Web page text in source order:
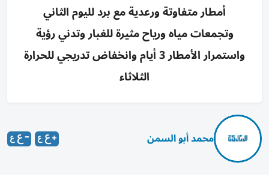
أمطار متفاوتة ورعدية مع برد لليوم الثاني
وتجمعات مياه ورياح مثيرة للغبار وتدني رؤية
واستمرار الأمطار 3 أيام وانخفاض تدريجي للحرارة
الثلاثاء
محمد أبو السمن